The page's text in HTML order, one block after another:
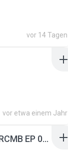
vor 14 Tagen
vor etwa einem Jahr
[Witanime.com] RKNGMNNTSRCMB EP 05 HD.mp4